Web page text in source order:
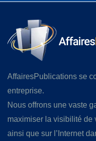
AffairesPublications se
entreprise.
Nous offrons une vaste
maximiser la visibilité de
ainsi que sur l’Internet